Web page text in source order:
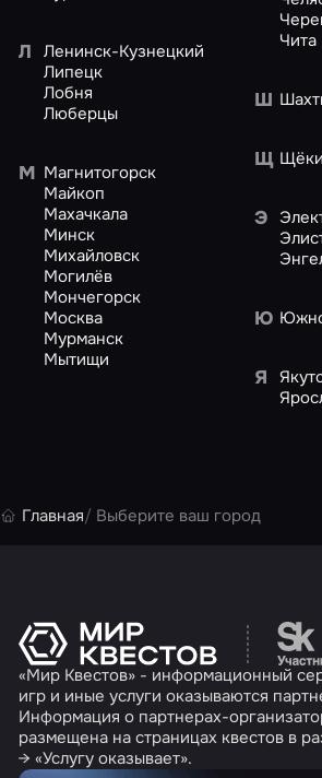
Л
Ленинск-Кузнецкий
Липецк
Лобня
Люберцы
М Магнитогорск
Майкоп
Махачкала
Минск
Михайловск
Могилёв
Мончегорск
Москва
Мурманск
Мытищи
Чита
Ш
Щ
Э
Ю
Я
Главная Выберите ваш город
«Мир Квестов» - информационный
игр и иные услуги оказываются
Информация о партнерах-
размещена на страницах квестов в
→ «Услугу оказывает».